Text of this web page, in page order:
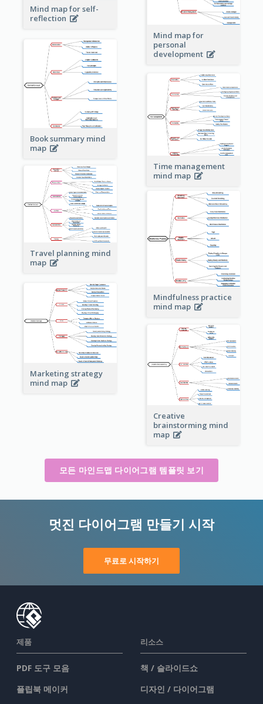
Mind map for self-
reflection
Mind map for
personal
development
Book summary mind
map
Time management
mind map
Travel planning mind
map
Mindfulness practice
mind map
Marketing strategy
mind map
Creative
brainstorming mind
map
모든 마인드맵 다이어그램 템플릿 보기
멋진 다이어그램 만들기 시작
무료로 시작하기
제품
PDF 도구 모음
플립북 메이커
리소스
책 / 슬라이드쇼
디자인 / 다이어그램